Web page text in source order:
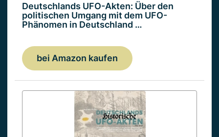
Deutschlands UFO-Akten: Über den
politischen Umgang mit dem UFO-
Phänomen in Deutschland …
bei Amazon kaufen